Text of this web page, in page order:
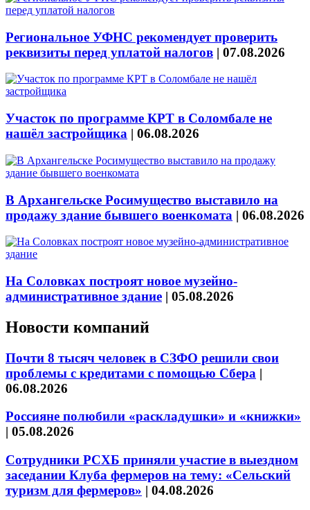
Региональное УФНС рекомендует проверить
реквизиты перед уплатой налогов | 07.08.2026
Участок по программе КРТ в Соломбале не
нашёл застройщика | 06.08.2026
В Архангельске Росимущество выставило на
продажу здание бывшего военкомата | 06.08.2026
На Соловках построят новое музейно-
административное здание | 05.08.2026
Новости компаний
Почти 8 тысяч человек в СЗФО решили свои
проблемы с кредитами с помощью Сбера |
06.08.2026
Россияне полюбили «раскладушки» и «книжки»
| 05.08.2026
Сотрудники РСХБ приняли участие в выездном
заседании Клуба фермеров на тему: «Сельский
туризм для фермеров» | 04.08.2026